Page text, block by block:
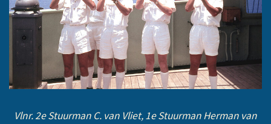
Vlnr. 2e Stuurman C. van Vliet, 1e Stuurman Herman van